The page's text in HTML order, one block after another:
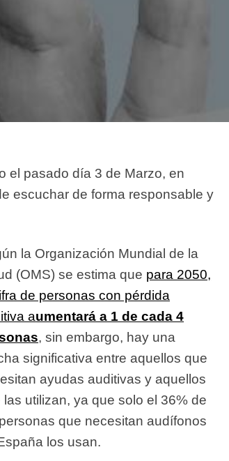
el pasado día 3 de Marzo, en
escuchar de forma responsable y
la Organización Mundial de la
(OMS) se estima que para 2050,
de personas con pérdida
aumentará a 1 de cada 4
, sin embargo, hay una
significativa entre aquellos que
ayudas auditivas y aquellos
las utilizan, ya quesolo el 36% de
que necesitan audífonos
los usan.